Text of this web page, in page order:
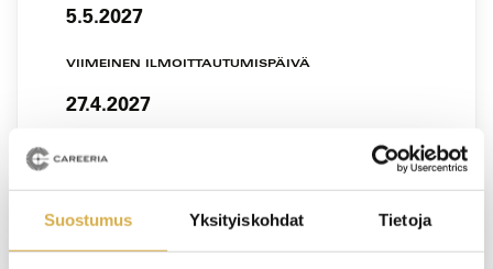
Suostumus Yksityiskohdat Tietoja
5.5.2027
VIIMEINEN ILMOITTAUTUMISPÄIVÄ
27.4.2027